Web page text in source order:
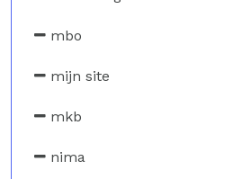
mbo
mijn site
mkb
nima